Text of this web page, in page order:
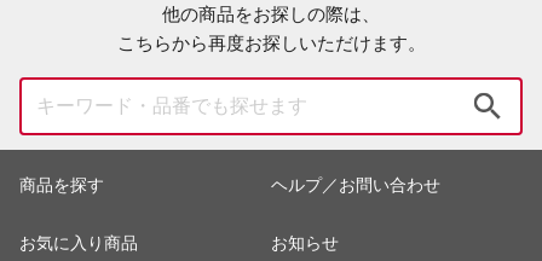
他の商品をお探しの際は、
こちらから再度お探しいただけます。
商品を探す
お気に入り商品
ヘルプ／お問い合わせ
お知らせ